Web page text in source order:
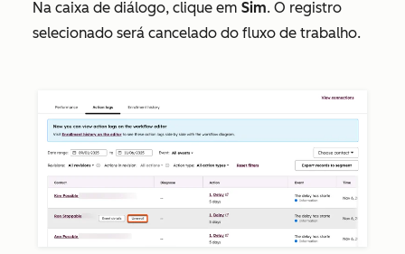
Na caixa de diálogo, clique em Sim. O registro
selecionado será cancelado do fluxo de trabalho.